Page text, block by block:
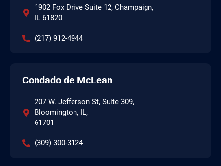
1902 Fox Drive Suite 12, Champaign,
IL 61820
(217) 912-4944
Condado de McLean
207 W. Jefferson St, Suite 309,
Bloomington, IL,
61701
(309) 300-3124